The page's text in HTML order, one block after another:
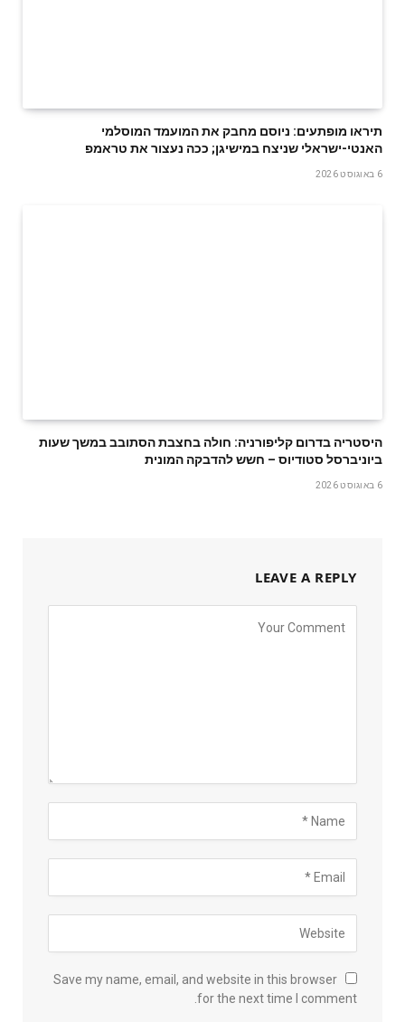
תיראו מופתעים: ניוסם מחבק את המועמד המוסלמי
האנטי-ישראלי שניצח במישיגן; ככה נעצור את טראמפ
6 באוגוסט 2026
היסטריה בדרום קליפורניה: חולה בחצבת הסתובב במשך שעות
ביוניברסל סטודיוס – חשש להדבקה המונית
6 באוגוסט 2026
LEAVE A REPLY
Save my name, email, and website in this browser
for the next time I comment.